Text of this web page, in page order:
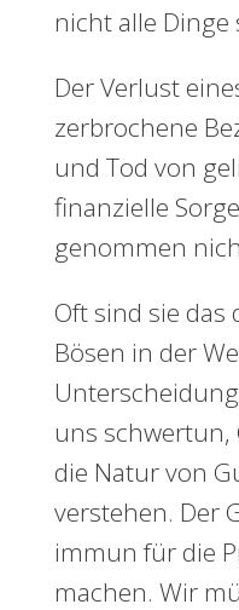
nicht alle Dinge
Der Verlust
zerbrochene
und Tod von
finanzielle
genommen
Oft sind sie das
Bösen in der
uns schwertun,
die Natur von
verstehen. Der
immun für die
machen. Wir